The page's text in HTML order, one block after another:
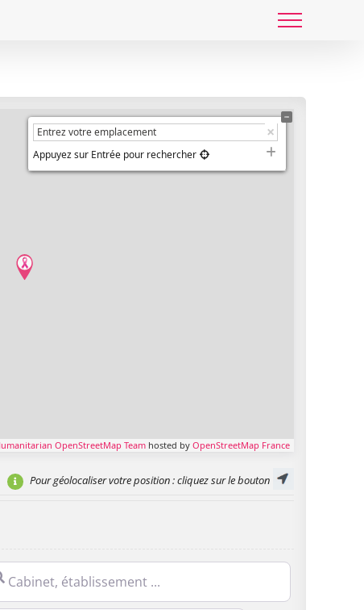
Appuyez sur Entrée pour rechercher
OpenStreetMap Team hosted by OpenStreetMap France
Pour géolocaliser votre position: cliquez sur le bouton
établissement ...